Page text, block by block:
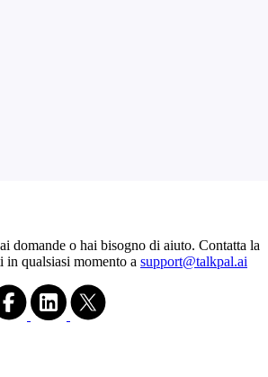
domande o hai bisogno di aiuto. Contatta la
in qualsiasi momento a support@talkpal.ai